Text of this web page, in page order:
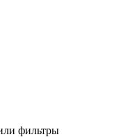
фильтры